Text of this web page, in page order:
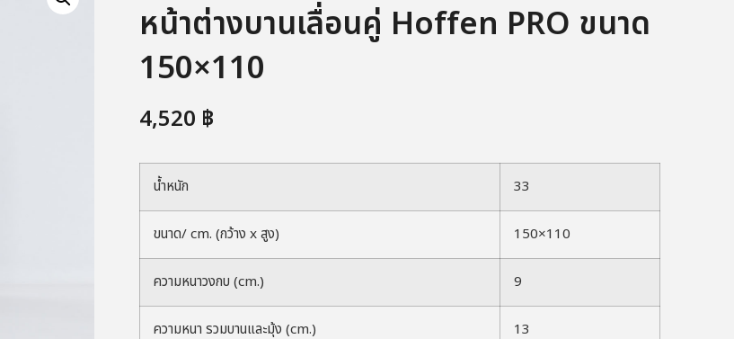
หน้าต่างบานเลื่อนคู่ Hoffen PRO ขนาด
150×110
4,520 ฿
น้ำหนัก 33
ขนาด/ cm. (กว้าง x สูง) 150×110
ความหนาวงกบ (cm.) 9
ความหนา รวมบานและมุ้ง (cm.) 13